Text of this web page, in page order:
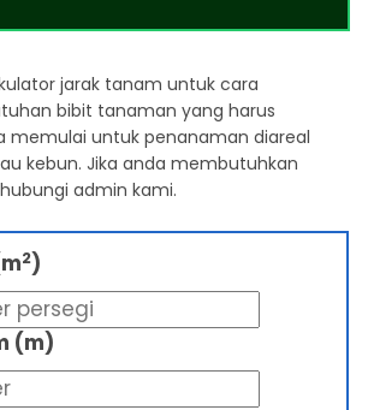
jarak tanam untuk cara
bibit tanaman yang harus
memulai untuk penanaman diareal
kebun. Jika anda membutuhkan
admin kami.
2)
(m)